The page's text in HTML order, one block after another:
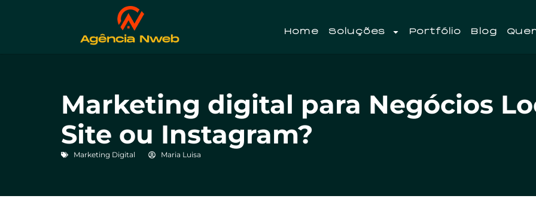
Home Soluções Portfólio Blog
Marketing digital para Negócios
Site ou Instagram?
Marketing Digital Maria Luisa